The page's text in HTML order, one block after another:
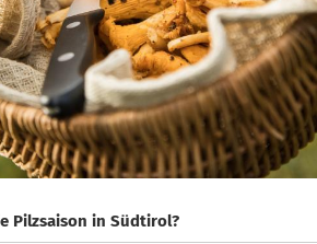
Pilzsaison in Südtirol?